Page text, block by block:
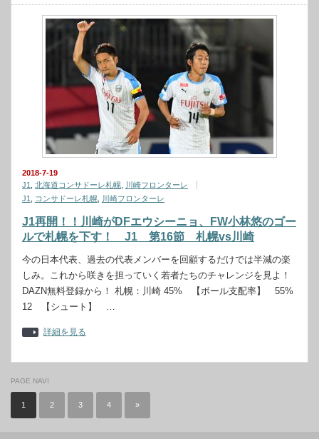
2018-7-19
J1
北海道コンサドーレ札幌
川崎フロンターレ
J1
コンサドーレ札幌 川崎フロンターレ
J1再開！！川崎がDFエウシーニョ、FW小林悠のゴー
ルで札幌を下す！ J1 第16節 札幌vs川崎
今の日本代表、過去の代表メンバーを回顧するだけでは半減の楽
しみ。これから咲きを担っていく若者たちのチャレンジを見よ！
DAZN無料登録から！ 札幌：川崎 45% 【ボール支配率】 55%
12 【シュート】 …
詳細を見る
PAGE NAVI
1 2 3 4 »